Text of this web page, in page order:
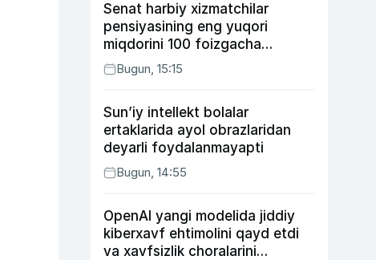
Senat harbiy xizmatchilar
pensiyasining eng yuqori
miqdorini 100 foizgacha
oshirishni nazarda tutuvchi
qonunni ma’qulladi
Bugun, 15:15
Sun’iy intellekt bolalar
ertaklarida ayol obrazlaridan
deyarli foydalanmayapti
Bugun, 14:55
OpenAI yangi modelida jiddiy
kiberxavf ehtimolini qayd etdi
va xavfsizlik choralarini